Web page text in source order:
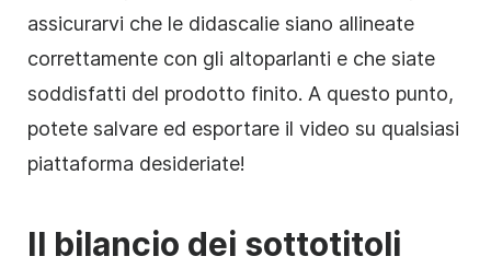
assicurarvi che le didascalie siano allineate
correttamente con gli altoparlanti e che siate
soddisfatti del prodotto finito. A questo punto,
potete salvare ed esportare il video su qualsiasi
piattaforma desideriate!
Il bilancio dei sottotitoli